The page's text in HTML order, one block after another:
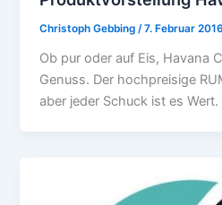
Christoph Gebbing/7. Februar 2016
Ob pur oder auf Eis, Havana
Genuss. Der hochpreisige
aber jeder Schuck ist es Wert.